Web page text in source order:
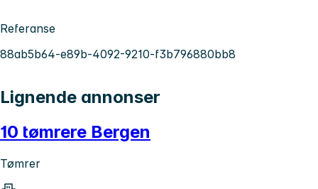
Referanse
88ab5b64-e89b-4092-9210-f3b796880bb8
Lignende annonser
10 tømrere Bergen
Tømrer